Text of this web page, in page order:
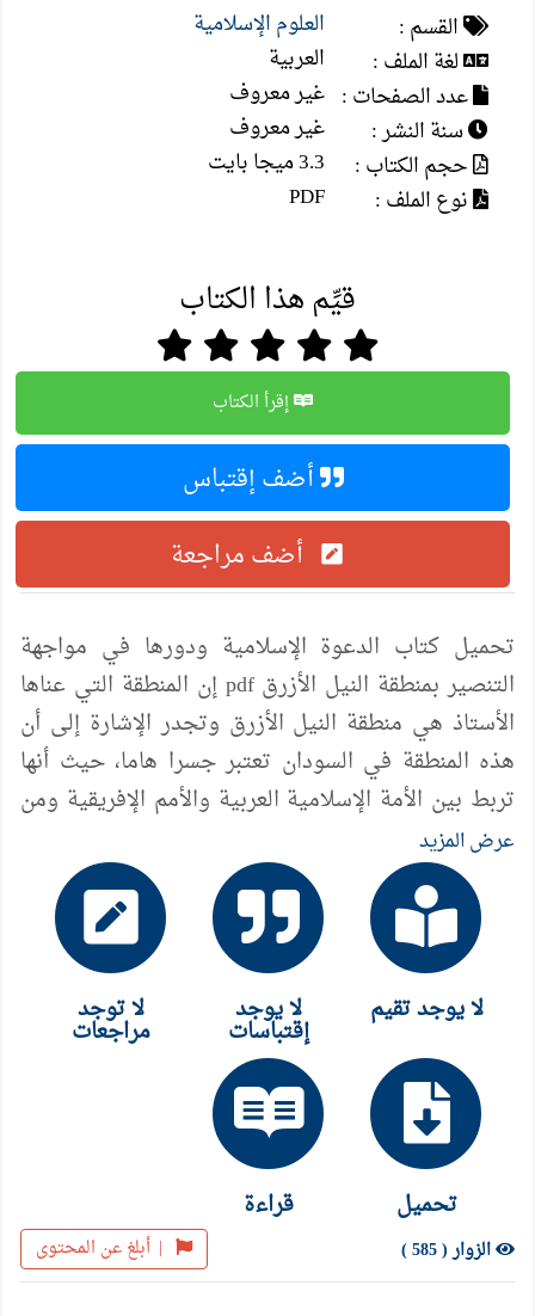
القسم :
العلوم الإسلامية
لغة الملف :
العربية
عدد الصفحات : غير معروف
سنة النشر :
غير معروف
حجم الكتاب :
3.3 ميجا بايت
نوع الملف :
PDF
قيِّم هذا الكتاب
إقرأ الكتاب
أضف إقتباس
أضف مراجعة
تحميل كتاب الدعوة الإسلامية ودورها في مواجهة
التنصير بمنطقة النيل الأزرق pdf إن المنطقة التي عناها
الأستاذ هي منطقة النيل الأزرق وتجدر الإشارة إلى أن
هذه المنطقة في السودان تعتبر جسرا هاما، حيث أنها
تربط بين الأمة الإسلامية العربية والأمم الإفريقية ومن
ثم فإن أمم الضلال تتكالب لإزالة وطمس الهوية
الإسلامية في السودان عامة وهذه المنطقة خاصة. .
عرض المزيد
لا يوجد تقيم لا يوجد
إقتباسات
لا توجد
مراجعات
تحميل قراءة
| أبلغ عن المحتوى الزوار ( 585 )